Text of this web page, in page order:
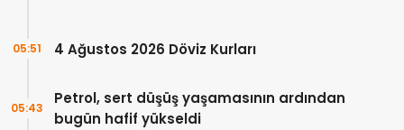
4 Ağustos 2026 Döviz Kurları
05:51
Petrol, sert düşüş yaşamasının ardından
bugün hafif yükseldi
05:43